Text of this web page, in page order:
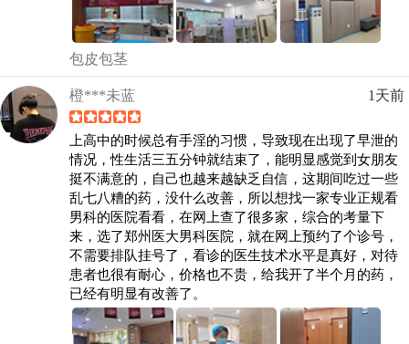
包皮包茎
橙***未蓝 1天前
上高中的时候总有手淫的习惯，导致现在出现了早泄的
情况，性生活三五分钟就结束了，能明显感觉到女朋友
挺不满意的，自己也越来越缺乏自信，这期间吃过一些
乱七八糟的药，没什么改善，所以想找一家专业正规看
男科的医院看看，在网上查了很多家，综合的考量下
来，选了郑州医大男科医院，就在网上预约了个诊号，
不需要排队挂号了，看诊的医生技术水平是真好，对待
患者也很有耐心，价格也不贵，给我开了半个月的药，
已经有明显有改善了。